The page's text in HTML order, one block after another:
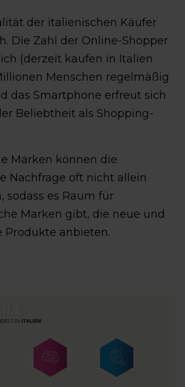
der italienischen Käufer
Die Zahl der Online-Shopper
(derzeit kaufen in Italien
Menschen regelmäßig
das Smartphone erfreut sich
Beliebtheit als Shopping-
Marken können die
Nachfrage oft nicht allein
sodass es Raum für
Marken gibt, die neue und
Produkte anbieten.